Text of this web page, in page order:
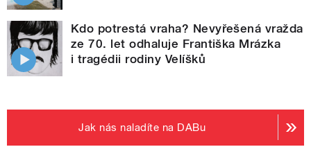
Kdo potrestá vraha? Nevyřešená vražda
ze 70. let odhaluje Františka Mrázka
i tragédii rodiny Velíšků
Jak nás naladíte na DABu